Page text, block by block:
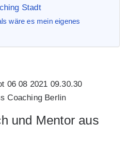
Stadt
wäre es mein eigenes
Coaching Berlin
und Mentor aus